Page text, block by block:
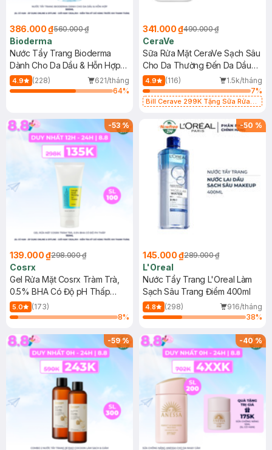
386.000 ₫560.000 ₫
Bioderma
Nước Tẩy Trang Bioderma
Dành Cho Da Dầu & Hỗn Hợp
500ml
4.9 (228)
621/tháng
64%
341.000 ₫490.000 ₫
CeraVe
Sữa Rửa Mặt CeraVe Sạch Sâu
Cho Da Thường Đến Da Dầu
473ml
4.9 (116)
1.5k/tháng
7%
Bill Cerave 299K Tặng Sữa Rửa
-53%
139.000 ₫298.000 ₫
Cosrx
Gel Rửa Mặt Cosrx Tràm Trà,
0.5% BHA Có Độ pH Thấp
150ml
5.0
(173)
8%
-50 %
145.000 ₫289.000 ₫
L'Oreal
Nước Tẩy Trang L'Oreal Làm
Sạch Sâu Trang Điểm 400ml
4.8 (298)
916/tháng
38%
-59% -40%